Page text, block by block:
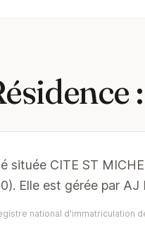
située CITE ST
Elle est gérée par AJ
national d'immatriculation